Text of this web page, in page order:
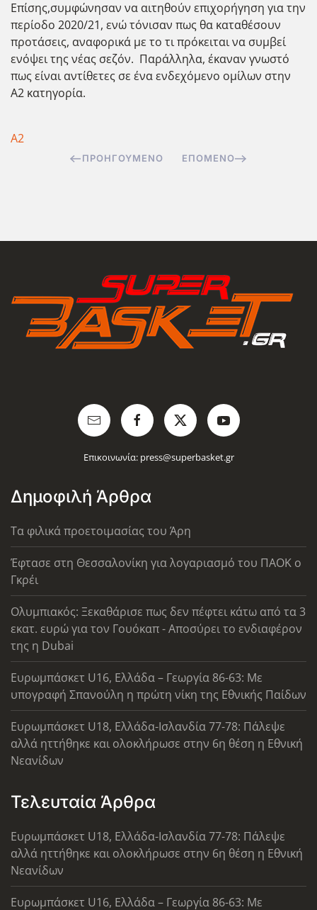
Επίσης,συμφώνησαν να αιτηθούν επιχορήγηση για την
περίοδο 2020/21, ενώ τόνισαν πως θα καταθέσουν
προτάσεις, αναφορικά με το τι πρόκειται να συμβεί
ενόψει της νέας σεζόν. Παράλληλα, έκαναν γνωστό
πως είναι αντίθετες σε ένα ενδεχόμενο ομίλων στην
Α2 κατηγορία.
Α2
ΠΡΟΗΓΟΎΜΕΝΟ ΕΠΌΜΕΝΟ
Επικοινωνία: press@superbasket.gr
Δημοφιλή Άρθρα
Τα φιλικά προετοιμασίας του Άρη
Έφτασε στη Θεσσαλονίκη για λογαριασμό του ΠΑΟΚ ο
Γκρέι
Ολυμπιακός: Ξεκαθάρισε πως δεν πέφτει κάτω από τα 3
εκατ. ευρώ για τον Γουόκαπ - Αποσύρει το ενδιαφέρον
της η Dubai
Ευρωμπάσκετ U16, Ελλάδα – Γεωργία 86-63: Με
υπογραφή Σπανούλη η πρώτη νίκη της Εθνικής Παίδων
Ευρωμπάσκετ U18, Ελλάδα-Ισλανδία 77-78: Πάλεψε
αλλά ηττήθηκε και ολοκλήρωσε στην 6η θέση η Εθνική
Νεανίδων
Τελευταία Άρθρα
Ευρωμπάσκετ U18, Ελλάδα-Ισλανδία 77-78: Πάλεψε
αλλά ηττήθηκε και ολοκλήρωσε στην 6η θέση η Εθνική
Νεανίδων
Ευρωμπάσκετ U16, Ελλάδα – Γεωργία 86-63: Με